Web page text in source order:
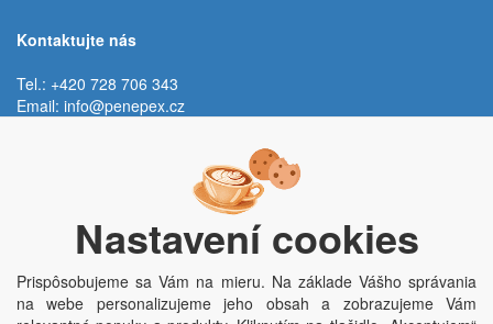
Kontaktujte nás
Tel.: +420 728 706 343
Email: info@penepex.cz
Trávník 2076, 686 03 Staré Město
Nastavení cookies
Prispôsobujeme sa Vám na mieru. Na základe Vášho správania
na webe personalizujeme jeho obsah a zobrazujeme Vám